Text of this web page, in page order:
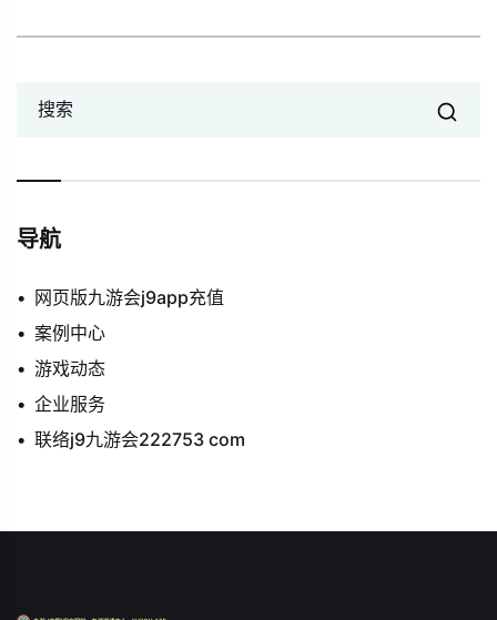
搜索
导航
网页版九游会j9app充值
案例中心
游戏动态
企业服务
联络j9九游会222753 com